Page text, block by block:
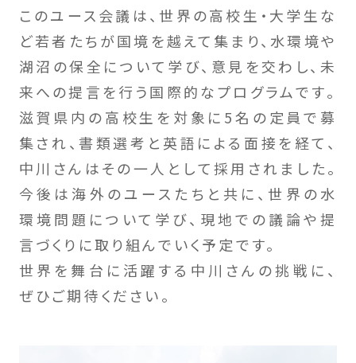
このユース会議は、世界の高校生・大学生な
ど若者たちが国境を越えて集まり、水環境や
湖沼の保全について学び、意見を交わし、未
来への提言を行う国際的なプログラムです。
滋賀県内の高校生を対象に5名の定員で募
集され、書類選考と英語による面接を経て、
中川さんはその一人として採用されました。
今後は海外のユースたちと共に、世界の水
環境問題について学び、現地での議論や提
言づくりに取り組んでいく予定です。
世界を舞台に活躍する中川さんの挑戦に、
ぜひご期待ください。